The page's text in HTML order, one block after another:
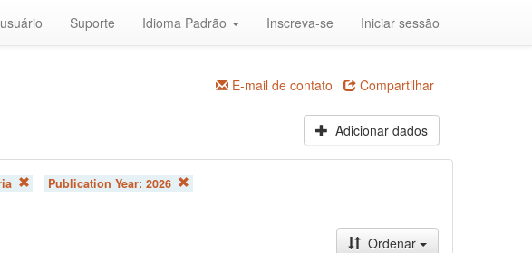
Suporte Idioma Padrão Inscreva-se Iniciar sessão
E-mail de contato Compartilhar
Adicionar dados
Publication Year: 2026
Ordenar